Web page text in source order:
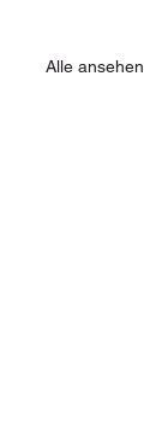
Alle ansehen